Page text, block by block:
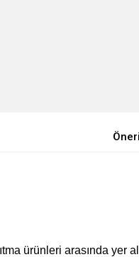
ürünleri arasında yer